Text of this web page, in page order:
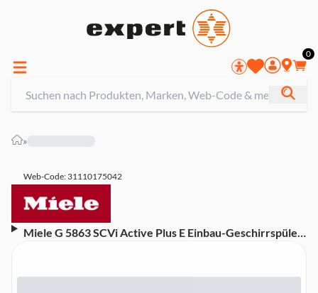
0
»
Web-Code: 31110175042
Miele G 5863 SCVi Active Plus E Einbau-Geschirrspüler
System)